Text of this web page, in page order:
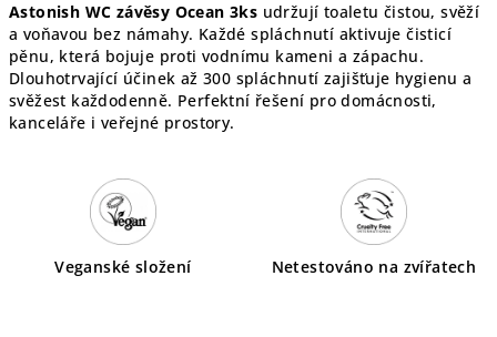
Astonish WC závěsy Ocean 3ks udržují toaletu čistou, svěží
a voňavou bez námahy. Každé spláchnutí aktivuje čisticí
pěnu, která bojuje proti vodnímu kameni a zápachu.
Dlouhotrvající účinek až 300 spláchnutí zajišťuje hygienu a
svěžest každodenně. Perfektní řešení pro domácnosti,
kanceláře i veřejné prostory.
Veganské složení Netestováno na zvířatech